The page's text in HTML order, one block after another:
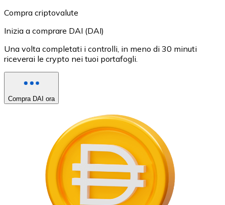
Compra criptovalute
Inizia a comprare DAI (DAI)
Una volta completati i controlli, in meno di 30 minuti
riceverai le crypto nei tuoi portafogli.
Compra DAI ora